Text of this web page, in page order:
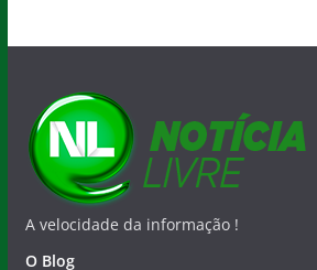
A velocidade da informação !
O Blog